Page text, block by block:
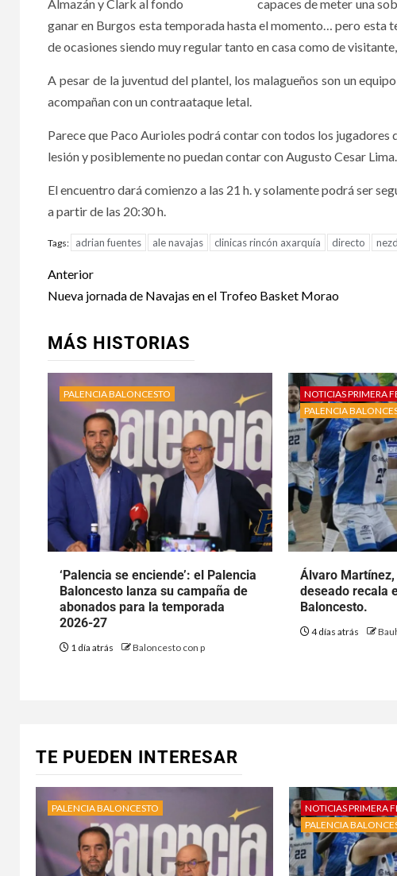
capaces de meter una
ganar en Burgos esta temporada hasta el momento… pero esta
de ocasiones siendo muy regular tanto en casa como de
A pesar de la juventud del plantel, los malagueños son un
acompañan con un contraataque letal.
Parece que Paco Aurioles podrá contar con todos los
lesión y posiblemente no puedan contar con Augusto Cesar Lima.
El encuentro dará comienzo a las 21 h. y solamente podrá ser
a partir de las 20:30 h.
Tags: adrian fuentes ale navajas clinicas rincón axarquía directo
Anterior
Nueva jornada de Navajas en el Trofeo Basket Morao
MÁS HISTORIAS
PALENCIA BALONCESTO
‘Palencia se enciende’: el Palencia
Baloncesto lanza su campaña de
abonados para la temporada
2026-27
1 día atrás Baloncesto con p
NOTICIAS PRIMERA
PALENCIA
Álvaro
deseado recala
Baloncesto.
4 días atrás
TE PUEDEN INTERESAR
PALENCIA BALONCESTO
NOTICIAS PRIMERA
PALENCIA